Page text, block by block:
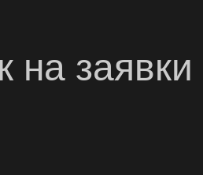
на заявки